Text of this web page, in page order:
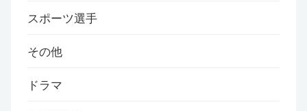
スポーツ選手
その他
ドラマ